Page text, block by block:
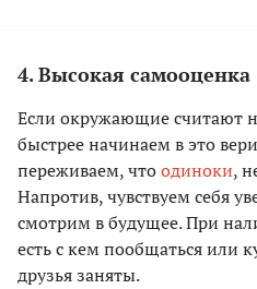
4. Высокая самооценка
Если окружающие считают
быстрее начинаем в это
переживаем, чтоодиноки,
Напротив, чувствуем себя
смотрим в будущее. При
есть с кем пообщаться или
друзья заняты.